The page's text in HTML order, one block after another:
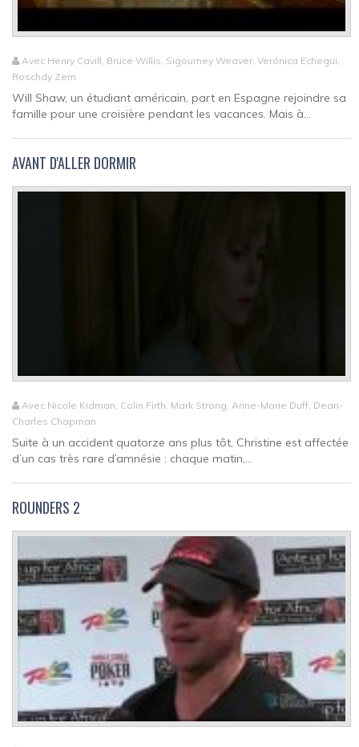
Avec Henry Cavill, Bruce Willis, Sigourney Weaver, Verónica Echegui,
Roschdy Zem
Will Shaw, un étudiant américain, part en Espagne rejoindre sa
famille pour une croisière pendant les vacances. Mais à...
AVANT D'ALLER DORMIR
Avec Nicole Kidman, Colin Firth, Mark Strong, Anne-Marie Duff, Dean-
Charles Chapman
Suite à un accident quatorze ans plus tôt, Christine est affectée
d’un cas très rare d’amnésie : chaque matin,...
ROUNDERS 2